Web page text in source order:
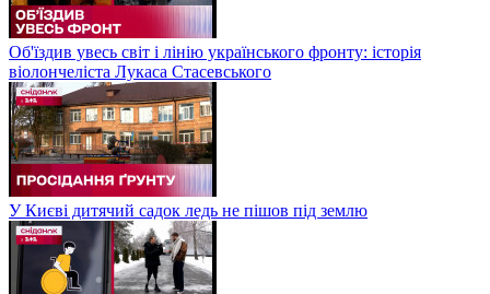
Об'їздив увесь світ і лінію українського фронту: історія
віолончеліста Лукаса Стасевського
У Києві дитячий садок ледь не пішов під землю